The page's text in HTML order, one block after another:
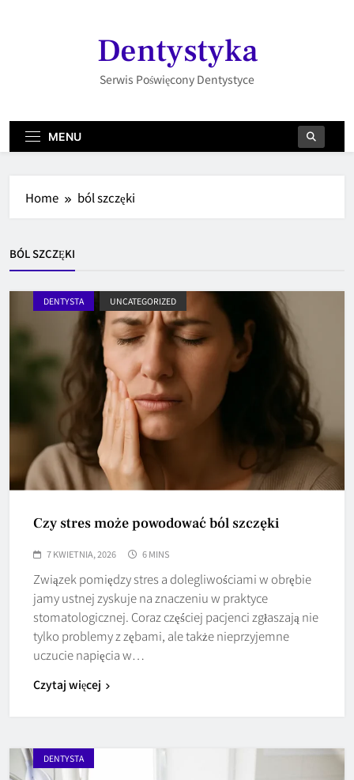
Dentystyka
Serwis Poświęcony Dentystyce
MENU
Home ból szczęki
BÓL SZCZĘKI
DENTYSTA UNCATEGORIZED
Czy stres może powodować ból szczęki
7 KWIETNIA, 2026 6 MINS
Związek pomiędzy stres a dolegliwościami w obrębie
jamy ustnej zyskuje na znaczeniu w praktyce
stomatologicznej. Coraz częściej pacjenci zgłaszają nie
tylko problemy z zębami, ale także nieprzyjemne
uczucie napięcia w…
Czytaj więcej
DENTYSTA